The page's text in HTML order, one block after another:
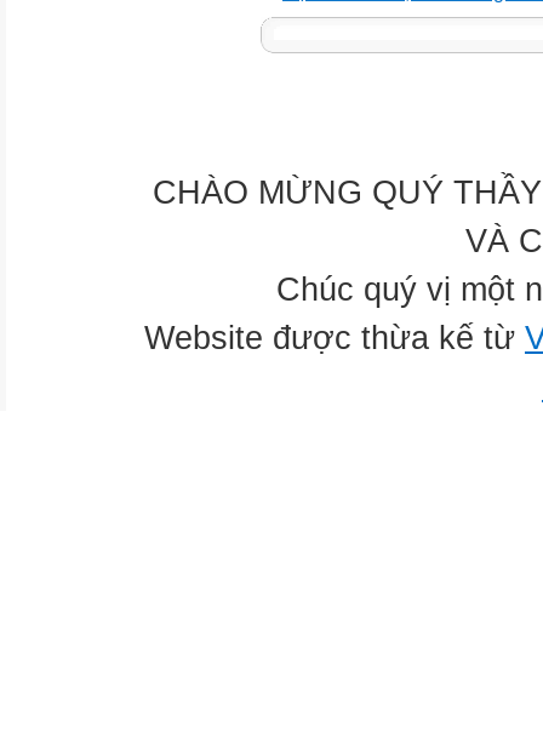
CHÀO MỪNG QUÝ
VÀ
Chúc quý vị một
Website được thừa kế từ